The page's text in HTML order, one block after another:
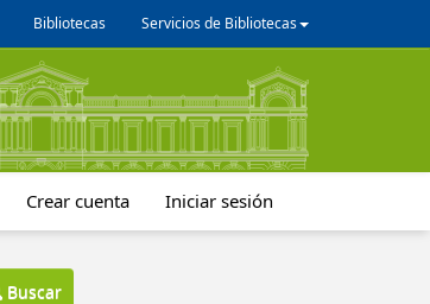
Bibliotecas Servicios de Bibliotecas
Crear cuenta Iniciar sesión
Buscar